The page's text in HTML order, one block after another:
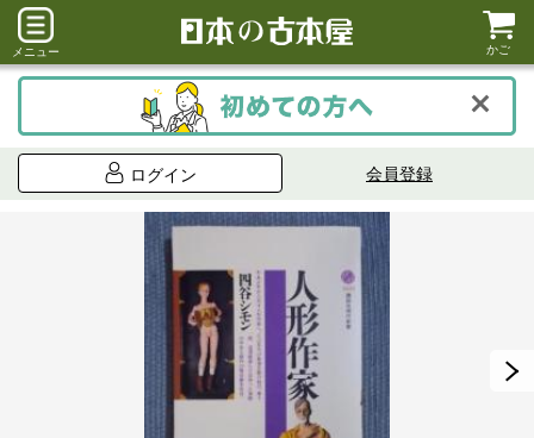
メニュー かご
ログイン 会員登録